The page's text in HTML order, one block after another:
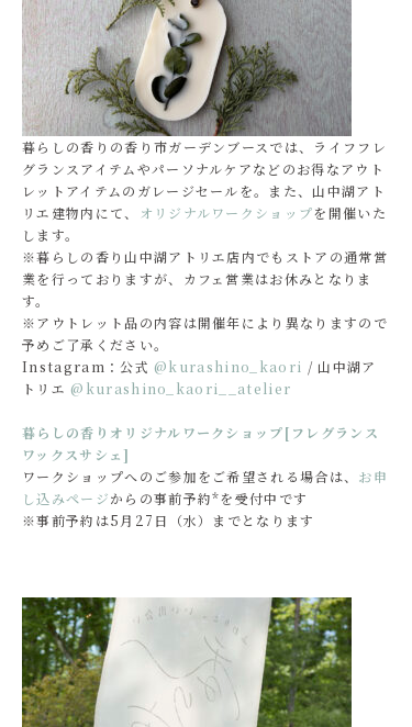
暮らしの香りの香り市ガーデンブースでは、ライフフレ
グランスアイテムやパーソナルケアなどのお得なアウト
レットアイテムのガレージセールを。また、山中湖アト
リエ建物内にて、
オリジナルワークショップを開催いた
します。
※暮らしの香り山中湖アトリエ店内でもストアの通常営
業を行っておりますが、カフェ営業はお休みとなりま
す。
※アウトレット品の内容は開催年により異なりますので
予めご了承ください。
Instagram：公式 @kurashino_kaori / 山中湖ア
トリエ @kurashino_kaori__atelier
暮らしの香りオリジナルワークショップ[フレグランス
ワックスサシェ]
ワークショップへのご参加をご希望される場合は、 お申
し込みページからの事前予約*を受付中です
※事前予約は5月27日（水）までとなります